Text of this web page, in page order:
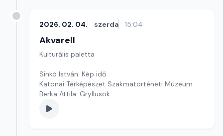
2026. 02. 04. szerda 15:04
Akvarell
Kulturális paletta
Sinkó István: Kép idő
Katonai Térképészet Szakmatörténeti Múzeum
Berka Attila: Gryllusok
Szerkesztő: Fazekas Gyöngyvér